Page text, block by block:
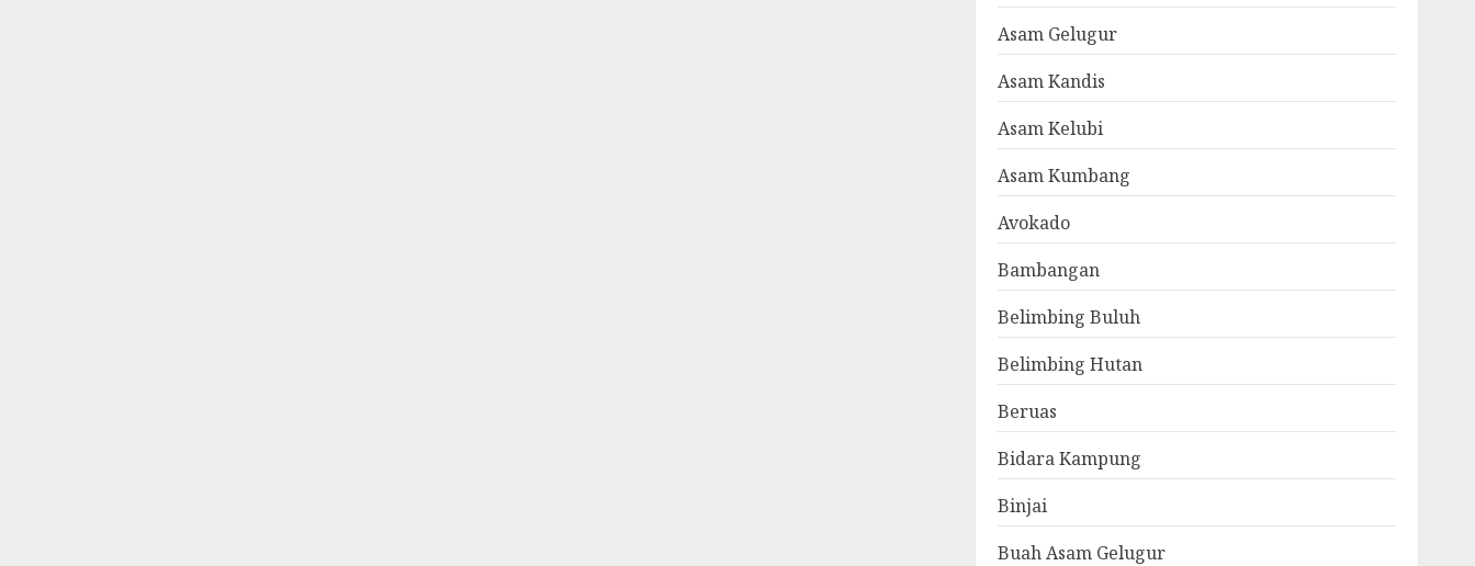
Asam Gelugur
Asam Kandis
Asam Kelubi
Asam Kumbang
Avokado
Bambangan
Belimbing Buluh
Belimbing Hutan
Beruas
Bidara Kampung
Binjai
Buah Asam Gelugur